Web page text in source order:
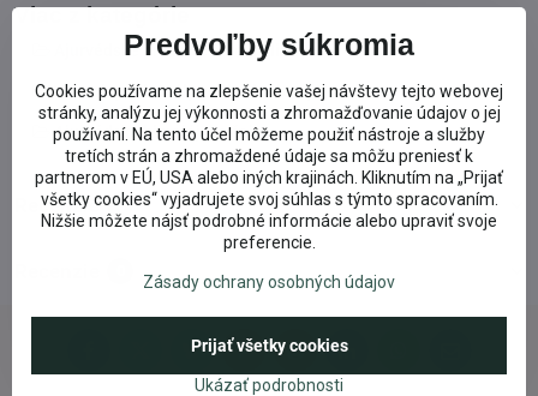
Viac z kategórie
Ajurvédske prírodné čaje a elixíry
Vitamíny, minerály, prekyslenie, výživa
Ajurvédske himalájske čaje
Recenzie 0
TwitterBlueskyPinterestRedditLinkedIn
mail
Predvoľby súkromia
Cookies používame na zlepšenie vašej návštevy tejto webovej
stránky, analýzu jej výkonnosti a zhromažďovanie údajov o jej
používaní. Na tento účel môžeme použiť nástroje a služby
tretích strán a zhromaždené údaje sa môžu preniesť k
partnerom v EÚ, USA alebo iných krajinách. Kliknutím na „Prijať
všetky cookies“ vyjadrujete svoj súhlas s týmto spracovaním.
Nižšie môžete nájsť podrobné informácie alebo upraviť svoje
preferencie.
Zásady ochrany osobných údajov
Ukázať podrobnosti
Prijať všetky cookies